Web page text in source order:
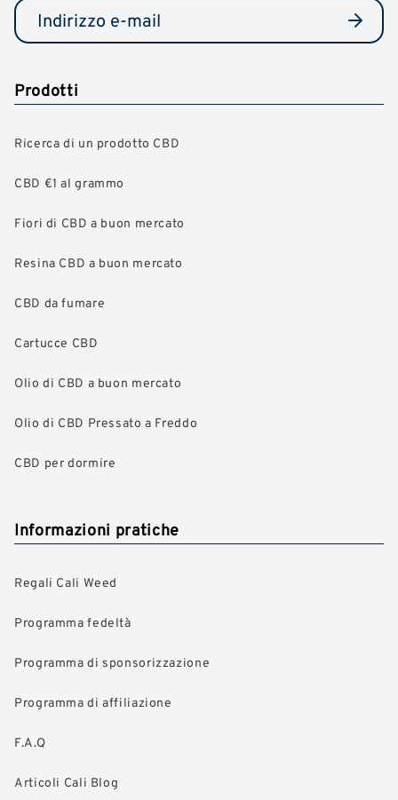
Prodotti
Ricerca di un prodotto CBD
CBD €1 al grammo
Fiori di CBD a buon mercato
Resina CBD a buon mercato
CBD da fumare
Cartucce CBD
Olio di CBD a buon mercato
Olio di CBD Pressato a Freddo
CBD per dormire
Informazioni pratiche
Regali Cali Weed
Programma fedeltà
Programma di sponsorizzazione
Programma di affiliazione
F.A.Q
Articoli Cali Blog